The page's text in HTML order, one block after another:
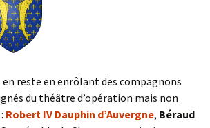
en reste en enrôlant des compagnons
du théâtre d’opération mais non
Robert IV Dauphin d’Auvergne, Béraud